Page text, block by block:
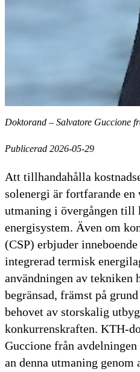
Doktorand – Salvatore Guccione
Publicerad 2026-05-29
Att tillhandahålla
solenergi är fortfarande en
utmaning i övergången till
energisystem. Även om
(CSP) erbjuder
integrerad termisk
användningen av tekniken
begränsad, främst på
behovet av storskalig
konkurrenskraften. KTH-
Guccione från
an denna utmaning genom